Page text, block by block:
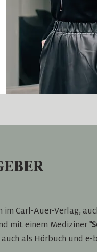
im Carl-Auer-Verlag,
mit einem Mediziner
als Hörbuch und e-